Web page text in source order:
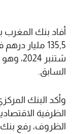
أفاد بنك المغرب
135,5 مليار
شتنبر
السابق.
وأكد البنك
الظرفية
الظروف، رفع بنك